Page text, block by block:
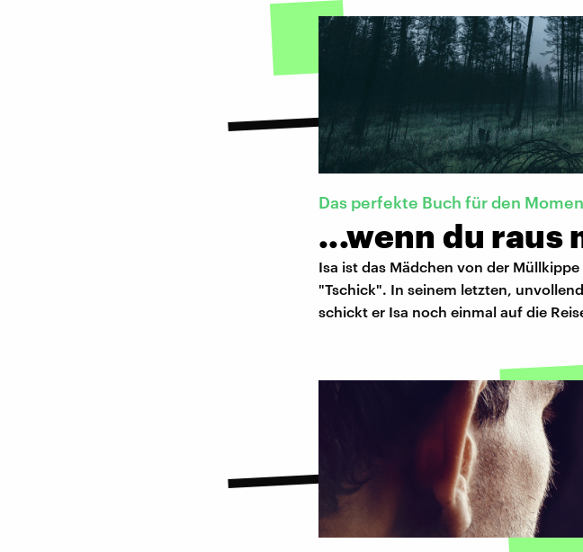
Das perfekte Buch für den
...wenn du raus
Isa ist das Mädchen von der
"Tschick". In seinem letzten,
schickt er Isa noch einmal auf die